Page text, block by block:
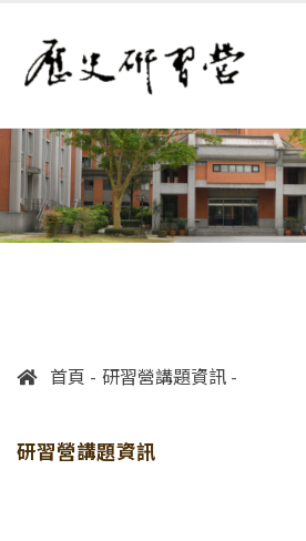
史語所 歷史研
:::
首頁 研習營講題資訊
研習營講題資訊